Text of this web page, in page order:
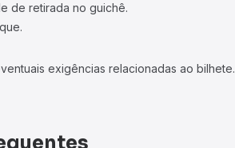
de retirada no guichê.
exigências relacionadas ao bilhete.